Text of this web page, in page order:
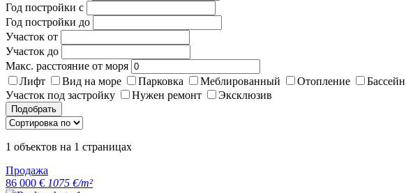
Год постройки с
Год постройки до
Участок от
Участок до
Макс. расстояние от моря
Лифт
Вид на море Парковка Меблированный Отопление Бассейн
Участок под застройку
Нужен ремонт Эксклюзив
Подобрать
1 объектов на 1 страницах
Продажа
86 000 € 1075 €/m²